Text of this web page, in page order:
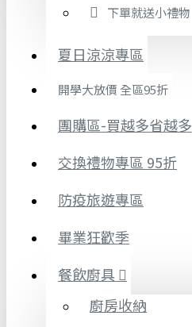
下單就送小禮物
夏日涼涼專區
開學大放價 全區95折
團購區-買越多省越多
交換禮物專區 95折
防疫旅遊專區
畢業狂歡季
餐飲廚具
廚房收納